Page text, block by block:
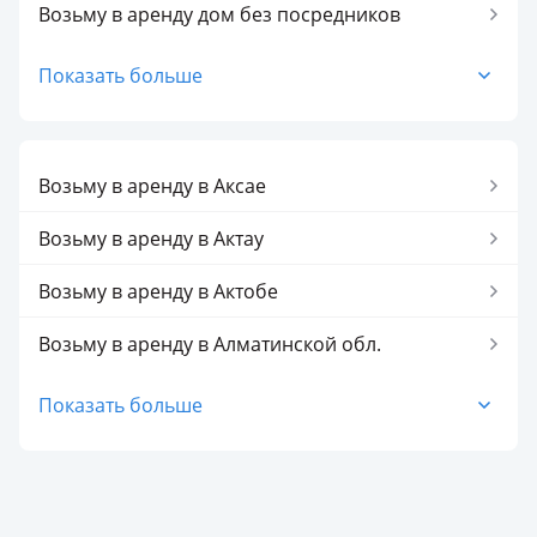
Возьму в аренду дом без посредников
Возьму в аренду кафе без посредников
Возьму в аренду магазин без посредников
Возьму в аренду офис без посредников
Возьму в аренду пекарню без посредников
Возьму в аренду помещение без посредников
Показать больше
Возьму в аренду в Аксае
Возьму в аренду в Актау
Возьму в аренду в Актобе
Возьму в аренду в Алматинской обл.
Возьму в аренду в Алматы
Показать больше